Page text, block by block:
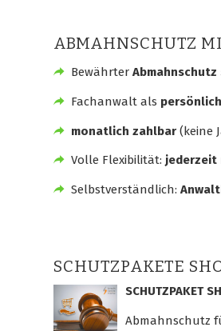
ABMAHNSCHUTZ
BewährterAbmahnschutz
Fachanwalt als
monatlich zahlbar(keine
Volle Flexibilität: jederzeit
Selbstverständlich:
SCHUTZPAKETE
SCHUTZPAKET
Abmahnschutz